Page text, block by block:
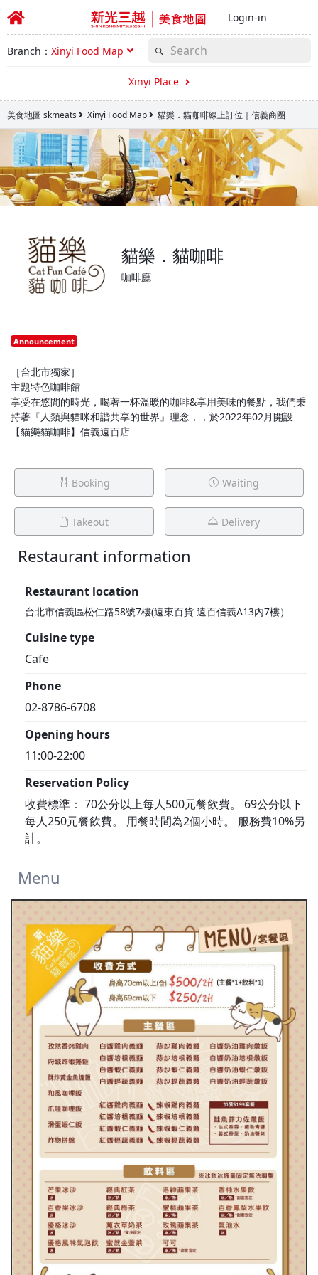
Login-in
Branch： Xinyi Food Map
Xinyi Place
美食地圖 skmeats Xinyi Food Map 貓樂．貓咖啡線上訂位｜信義商圈
貓樂．貓咖啡
咖啡廳
Announcement
［台北市獨家］
主題特色咖啡館
享受在悠閒的時光，喝著一杯溫暖的咖啡&享用美味的餐點，我們秉
持著『人類與貓咪和諧共享的世界』理念，，於2022年02月開設
【貓樂貓咖啡】信義遠百店
Booking Waiting
Takeout Delivery
Restaurant information
1F
Restaurant location
台北市信義區松仁路58號7樓(遠東百貨 遠百信義A13內7樓）
Cuisine type
Cafe
Phone
02-8786-6708
Opening hours
11:00-22:00
Reservation Policy
收費標準： 70公分以上每人500元餐飲費。 69公分以下
每人250元餐飲費。 用餐時間為2個小時。 服務費10%另
計。
Menu